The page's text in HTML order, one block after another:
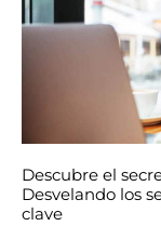
Descubre el
Desvelando los
clave